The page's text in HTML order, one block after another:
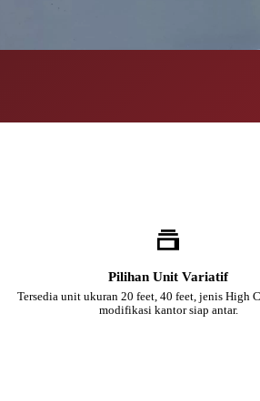
Pilihan Unit Variatif
Tersedia unit ukuran 20 feet, 40 feet, jenis High
modifikasi kantor siap antar.